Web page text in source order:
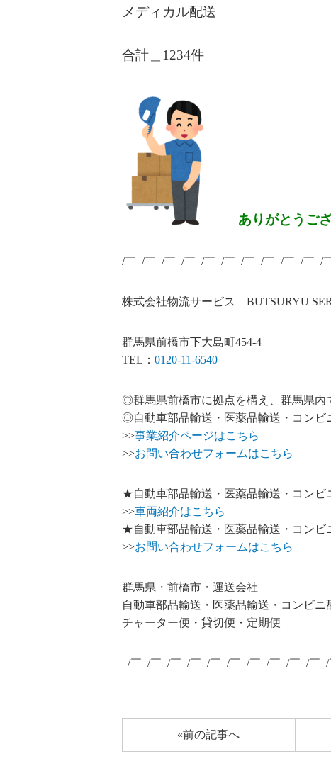
メディカル配送
合計＿1234件
ありがとうご
/￣_/￣_/￣_/￣_/￣_/￣_/￣_/￣_/￣_/￣_/
株式会社物流サービス BUTSURYU
群馬県前橋市下大島町454-4
TEL： 0120-11-6540
◎群馬県前橋市に拠点を構え、群馬県内
◎自動車部品輸送・医薬品輸送・コンビ
>>事業紹介ページはこちら
>>お問い合わせフォームはこちら
★自動車部品輸送・医薬品輸送・コンビ
>>車両紹介はこちら
★自動車部品輸送・医薬品輸送・コンビ
>>お問い合わせフォームはこちら
群馬県・前橋市・運送会社
自動車部品輸送・医薬品輸送・コンビニ
チャーター便・貸切便・定期便
_/￣_/￣_/￣_/￣_/￣_/￣_/￣_/￣_/￣_/￣
«前の記事へ